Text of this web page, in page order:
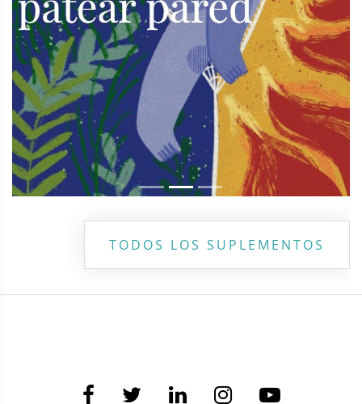
TODOS LOS SUPLEMENTOS